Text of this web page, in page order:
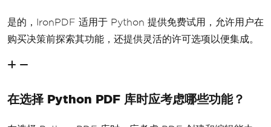
是的，IronPDF 适用于 Python 提供免费试用，允许用户在
购买决策前探索其功能，还提供灵活的许可选项以便集成。
在选择 Python PDF 库时应考虑哪些功能？